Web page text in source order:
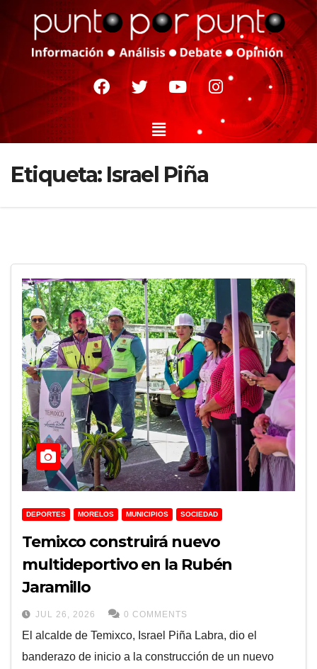
Etiqueta: Israel Piña
DEPORTES MORELOS MUNICIPIOS SOCIEDAD
Temixco construirá nuevo
multideportivo en la Rubén
Jaramillo
JUL 26, 2026 0 COMMENTS
El alcalde de Temixco, Israel Piña Labra, dio el
banderazo de inicio a la construcción de un nuevo